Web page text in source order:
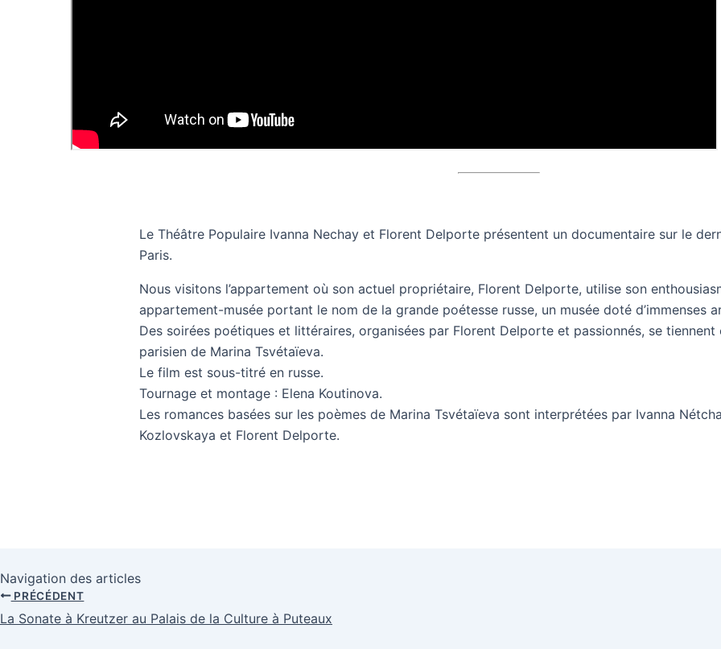
Le Théâtre Populaire Ivanna Nechay et Florent Delporte présentent un documentaire sur le
Paris.
Nous visitons l’appartement où son actuel propriétaire, Florent Delporte, utilise son
appartement-musée portant le nom de la grande poétesse russe, un musée doté d’immenses
Des soirées poétiques et littéraires, organisées par Florent Delporte et passionnés, se tiennent
parisien de Marina Tsvétaïeva.
Le film est sous-titré en russe.
Tournage et montage : Elena Koutinova.
Les romances basées sur les poèmes de Marina Tsvétaïeva sont interprétées par Ivanna
Kozlovskaya et Florent Delporte.
Navigation des articles
PRÉCÉDENT
La Sonate à Kreutzer au Palais de la Culture à Puteaux